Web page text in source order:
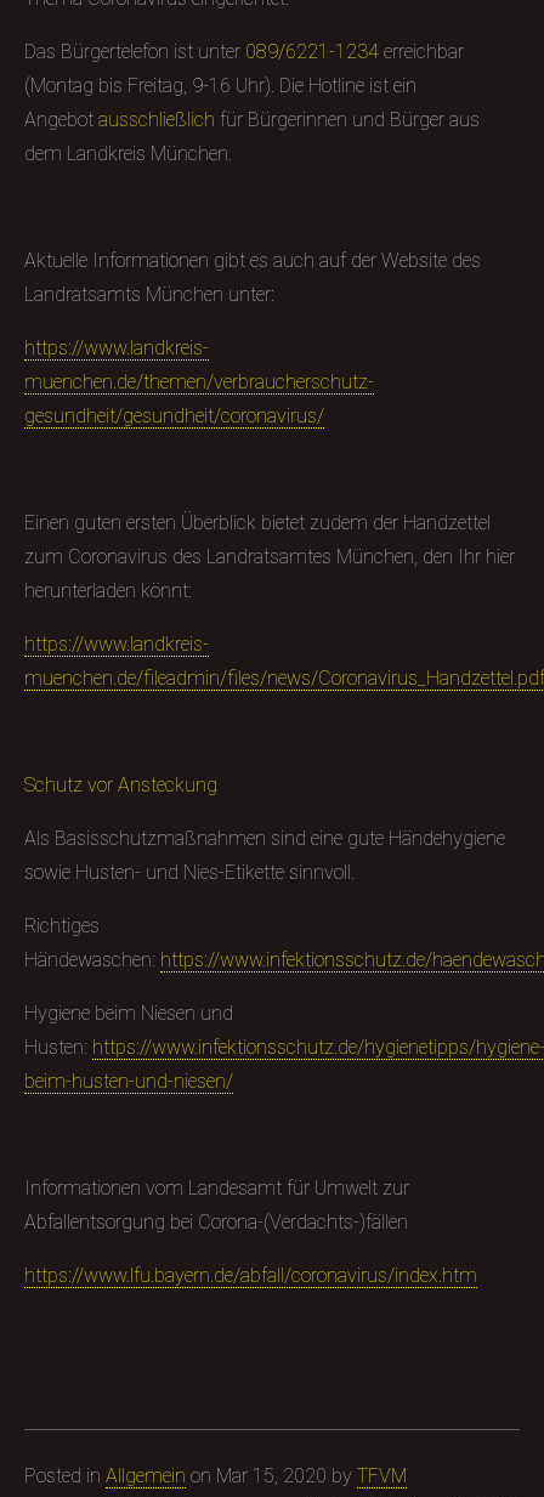
Das Bürgertelefon ist unter 089/6221-1234 erreichbar
(Montag bis Freitag, 9-16 Uhr). Die Hotline ist ein
Angebot ausschließlich für Bürgerinnen und Bürger aus
dem Landkreis München.
Aktuelle Informationen gibt es auch auf der Website des
Landratsamts München unter:
https://www.landkreis-
muenchen.de/themen/verbraucherschutz-
gesundheit/gesundheit/coronavirus/
Einen guten ersten Überblick bietet zudem der Handzettel
zum Coronavirus des Landratsamtes München, den Ihr hier
herunterladen könnt:
https://www.landkreis-
muenchen.de/fileadmin/files/news/Coronavirus_Handzettel.pdf
Schutz vor Ansteckung
Als Basisschutzmaßnahmen sind eine gute Händehygiene
sowie Husten- und Nies-Etikette sinnvoll.
Richtiges
Händewaschen: https://www.infektionsschutz.de/
Hygiene beim Niesen und
Husten: https://www.infektionsschutz.de/hygienetipps/hygiene-
beim-husten-und-niesen/
Informationen vom Landesamt für Umwelt zur
Abfallentsorgung bei Corona-(Verdachts-)fällen
https://www.lfu.bayern.de/abfall/coronavirus/index.htm
Posted in Allgemein on Mar 15, 2020 by TFVM